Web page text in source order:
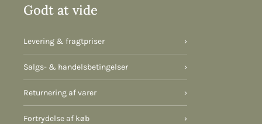
Godt at vide
Levering & fragtpriser ›
Salgs- & handelsbetingelser ›
Returnering af varer ›
Fortrydelse af køb ›